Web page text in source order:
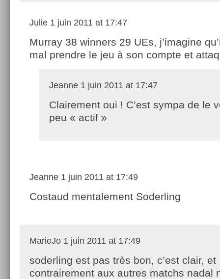
Julie 1 juin 2011 at 17:47
Murray 38 winners 29 UEs, j’imagine
mal prendre le jeu à son compte et
Jeanne 1 juin 2011 at 17:47
Clairement oui ! C’est sympa de le
peu « actif »
Jeanne 1 juin 2011 at 17:49
Costaud mentalement Soderling
MarieJo 1 juin 2011 at 17:49
soderling est pas très bon, c’est clair, et
contrairement aux autres matchs nadal